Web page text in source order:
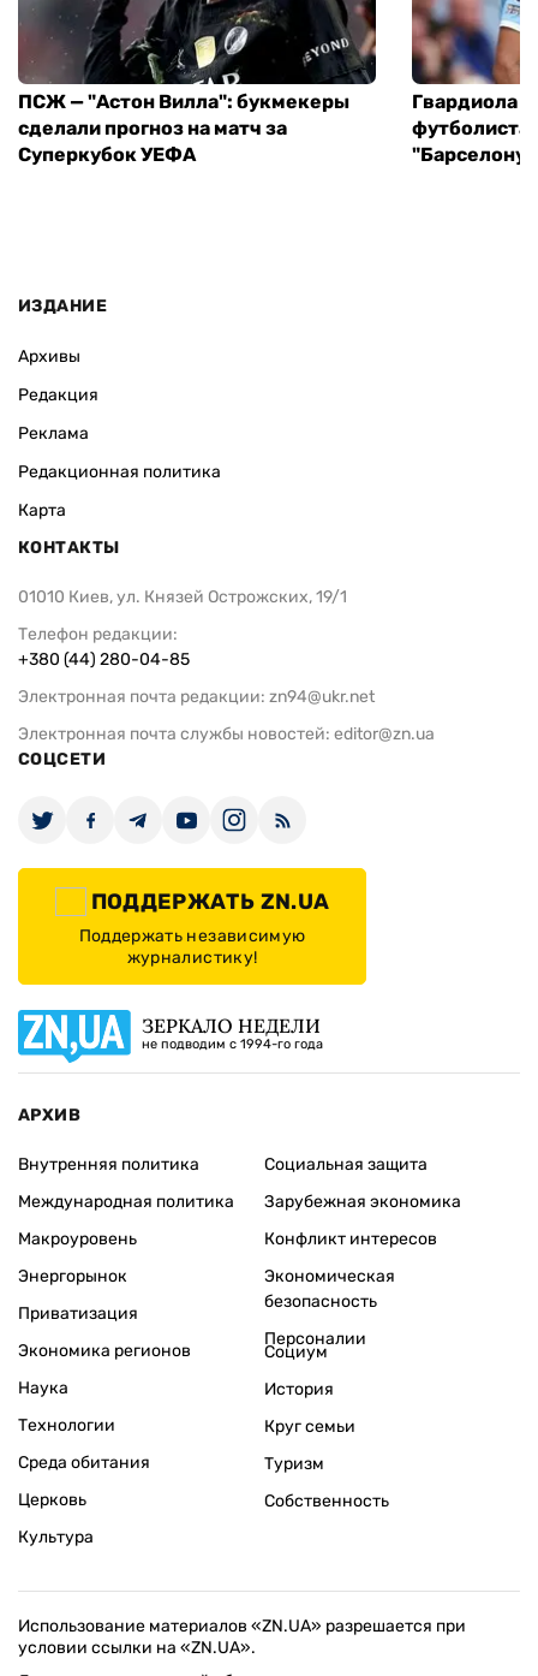
ПСЖ — "Астон Вилла": букмекеры
сделали прогноз на матч за
Суперкубок УЕФА
Гвардиола
футболиста
ИЗДАНИЕ
Архивы
Редакция
Реклама
Редакционная политика
Карта
КОНТАКТЫ
01010 Киев, ул. Князей Острожских, 19/1
Телефон редакции:
+380 (44) 280-04-85
Электронная почта редакции: zn94@ukr.net
Электронная почта службы новостей: editor@zn.ua
СОЦСЕТИ
ПОДДЕРЖАТЬ ZN.UA
Поддержать независимую
журналистику!
ЗЕРКАЛО НЕДЕЛИ
не подводим с 1994-го года
АРХИВ
Внутренняя политика
Международная политика
Макроуровень
Энергорынок
Приватизация
Экономика регионов
Социальная защита
Зарубежная экономика
Конфликт интересов
Экономическая
безопасность
Персоналии
Наука
Технологии
Среда обитания
Церковь
Культура
Социум
История
Круг семьи
Туризм
Собственность
Использование материалов «ZN.UA» разрешается при
условии ссылки на «ZN.UA».